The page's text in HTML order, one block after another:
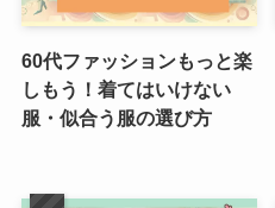
60代ファッションもっと楽
しもう！着てはいけない
服・似合う服の選び方